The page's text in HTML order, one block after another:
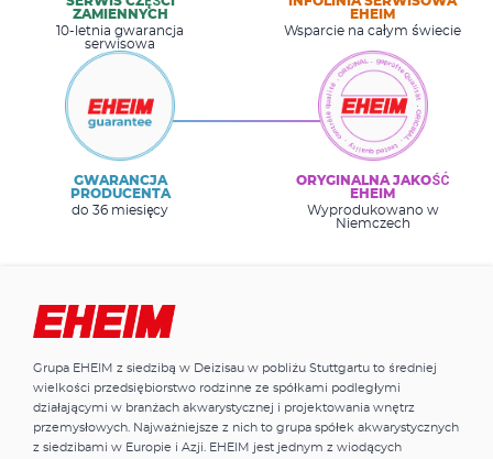
ZAMIENNYCH
10-letnia gwarancja
serwisowa
EHEIM
Wsparcie na całym świecie
GWARANCJA
PRODUCENTA
do 36 miesięcy
ORYGINALNA JAKOŚĆ
EHEIM
Wyprodukowano w
Niemczech
Grupa EHEIM z siedzibą w Deizisau w pobliżu Stuttgartu to średniej
wielkości przedsiębiorstwo rodzinne ze spółkami podległymi
działającymi w branżach akwarystycznej i projektowania wnętrz
przemysłowych. Najważniejsze z nich to grupa spółek akwarystycznych
z siedzibami w Europie i Azji. EHEIM jest jednym z wiodących